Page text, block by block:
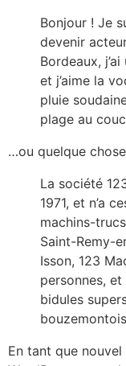
Bonjour ! Je
devenir
Bordeaux,
et j’aime la
pluie
plage au
…ou quelque
La société
1971, et n’a
machins-
Saint-Remy-
Isson, 123
personnes,
bidules
En tant que